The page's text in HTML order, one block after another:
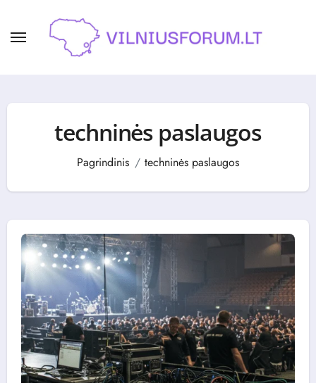
content
techninės paslaugos
Pagrindinis techninės paslaugos